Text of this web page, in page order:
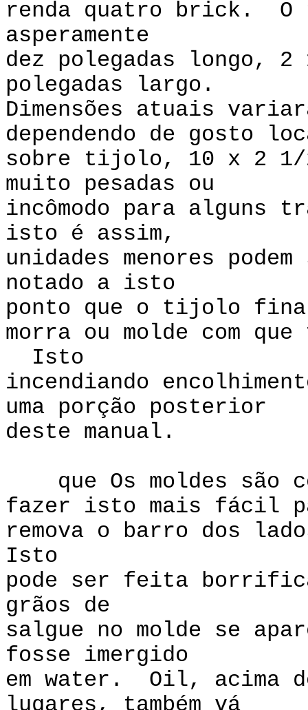
renda quatro brick.
asperamente
dez polegadas longo,
polegadas largo.
Dimensões atuais
dependendo de gosto
sobre tijolo, 10 x 2 1/2
muito pesadas ou
incômodo para alguns
isto é assim,
unidades menores
notado a isto
ponto que o tijolo
morra ou molde com
Isto
incendiando
uma porção posterior
deste manual.
que Os moldes são
fazer isto mais fácil
remova o barro dos
Isto
pode ser feita
grãos de
salgue no molde se
fosse imergido
em water. Oil, acima